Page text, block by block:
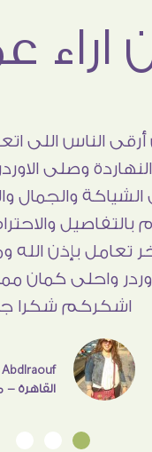
شغل جميل
الرائع قدرت منه
واركبها علي
للحقيقه
وإرضاء العميل
التوصيل. بصراحه
كبير لاي حد